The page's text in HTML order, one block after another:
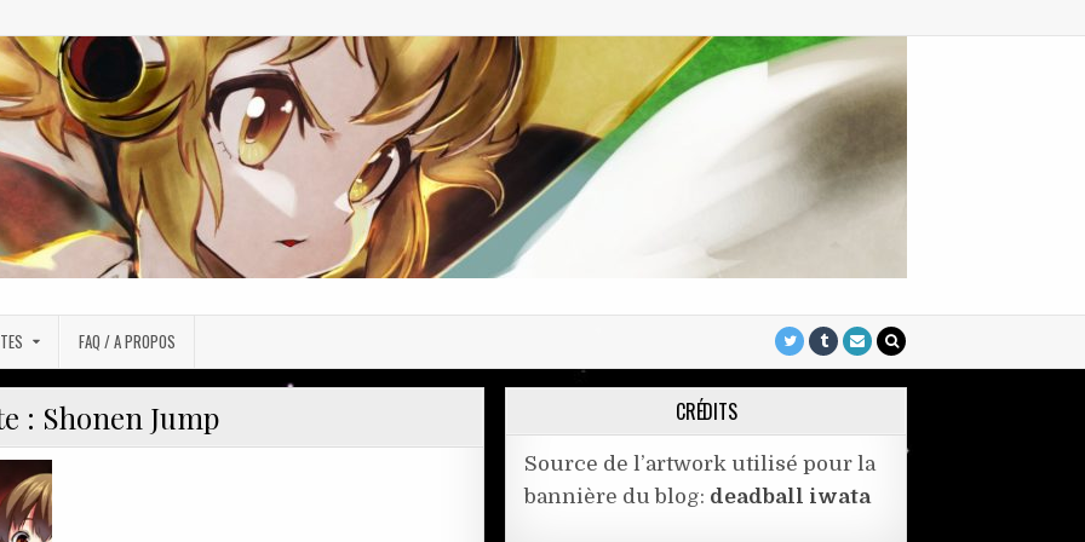
FAQ / A PROPOS
: Shonen Jump CRÉDITS
Source de l’artwork utilisé pour la
bannière du blog: deadball iwata